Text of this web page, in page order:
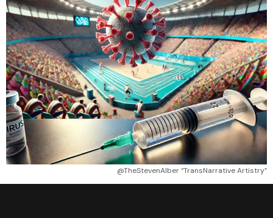
@TheStevenAlber “TransNarrative Artistry”